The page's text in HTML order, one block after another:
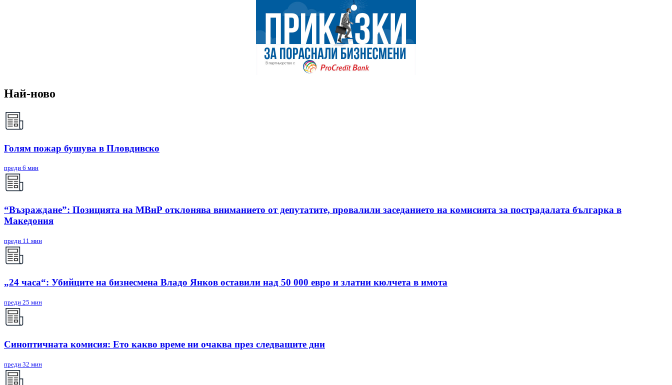
Най-ново
Голям пожар бушува в Пловдивско
преди 6 мин
“Възраждане”: Позицията на МВнР отклонява вниманието от депутатите, провалили заседанието на комисията за пострадалата българка в
Македония
преди 11 мин
„24 часа“: Убийците на бизнесмена Владо Янков оставили над 50 000 евро и златни кюлчета в имота
преди 25 мин
Синоптичната комисия: Ето какво време ни очаква през следващите дни
преди 32 мин